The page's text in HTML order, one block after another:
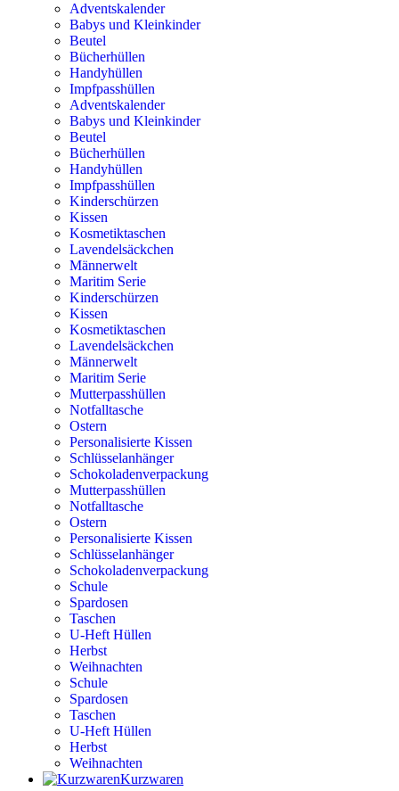
Adventskalender
Babys und Kleinkinder
Beutel
Bücherhüllen
Handyhüllen
Impfpasshüllen
Adventskalender
Babys und Kleinkinder
Beutel
Bücherhüllen
Handyhüllen
Impfpasshüllen
Kinderschürzen
Kissen
Kosmetiktaschen
Lavendelsäckchen
Männerwelt
Maritim Serie
Kinderschürzen
Kissen
Kosmetiktaschen
Lavendelsäckchen
Männerwelt
Maritim Serie
Mutterpasshüllen
Notfalltasche
Ostern
Personalisierte Kissen
Schlüsselanhänger
Schokoladenverpackung
Mutterpasshüllen
Notfalltasche
Ostern
Personalisierte Kissen
Schlüsselanhänger
Schokoladenverpackung
Schule
Spardosen
Taschen
U-Heft Hüllen
Herbst
Weihnachten
Schule
Spardosen
Taschen
U-Heft Hüllen
Herbst
Weihnachten
Kurzwaren